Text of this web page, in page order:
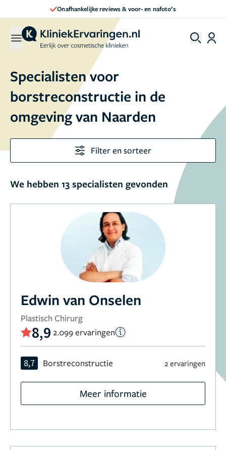
Onafhankelijke reviews & voor- en nafoto’s
Specialisten voor
borstreconstructie in de
omgeving van Naarden
Filter en sorteer
We hebben 13 specialisten gevonden
Edwin van Onselen
Plastisch Chirurg
8,9 2.099 ervaringen
8,7 Borstreconstructie 2 ervaringen
Meer informatie